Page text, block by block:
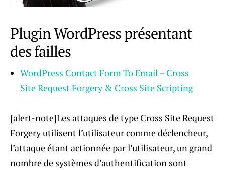
Plugin WordPress présentant
des failles
WordPress Contact Form To Email – Cross
Site Request Forgery & Cross Site Scripting
[alert-note]Les attaques de type Cross Site Request
Forgery utilisent l’utilisateur comme déclencheur,
l’attaque étant actionnée par l’utilisateur, un grand
nombre de systèmes d’authentification sont